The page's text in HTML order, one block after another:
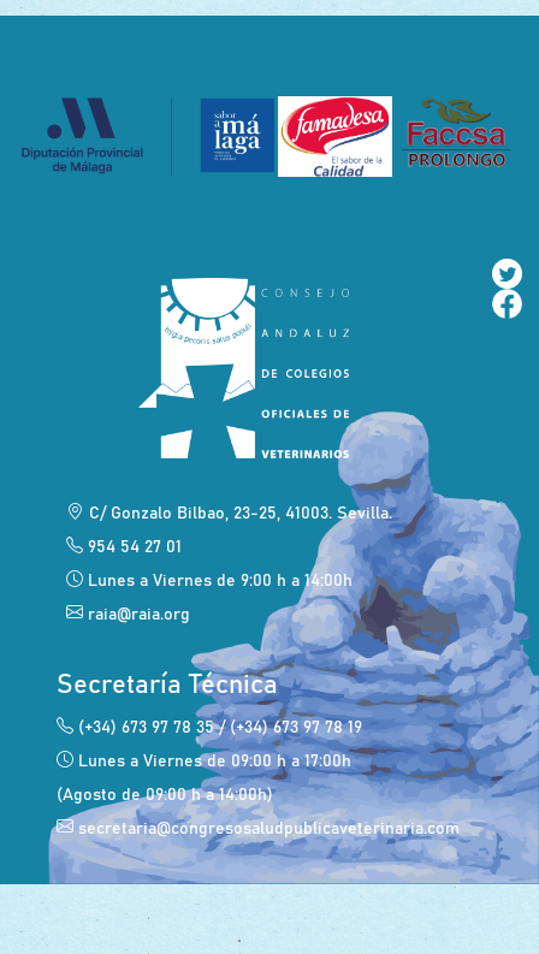
C/ Gonzalo Bilbao, 23-25, 41003. Sevilla.
954 54 27 01
Lunes a Viernes de 9:00 h a 14:00h
raia@raia.org
Secretaría Técnica
(+34) 673 97 78 35 / (+34) 673 97 78 19
Lunes a Viernes de 09:00 h a 17:00h
(Agosto de 09:00 h a 14:00h)
secretaria@congresosaludpublicaveterinaria.com